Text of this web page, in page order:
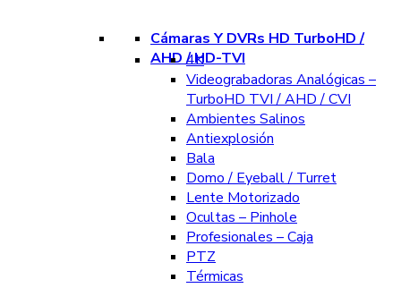
Cámaras Y DVRs HD TurboHD /
AHD / HD-TVI
4K
Videograbadoras Analógicas –
TurboHD TVI / AHD / CVI
Ambientes Salinos
Antiexplosión
Bala
Domo / Eyeball / Turret
Lente Motorizado
Ocultas – Pinhole
Profesionales – Caja
PTZ
Térmicas